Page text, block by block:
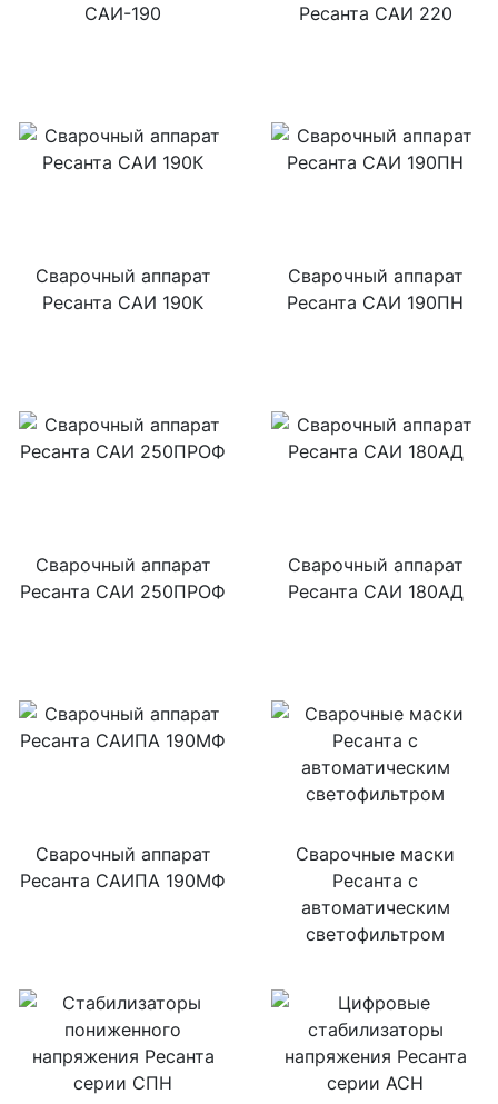
САИ-190
Ресанта САИ 220
Сварочный аппарат
Ресанта САИ 190К
Сварочный аппарат
Ресанта САИ 190ПН
Сварочный аппарат
Ресанта САИ 250ПРОФ
Сварочный аппарат
Ресанта САИ 180АД
Сварочный аппарат
Ресанта САИПА 190МФ
Сварочные маски
Ресанта с
автоматическим
светофильтром